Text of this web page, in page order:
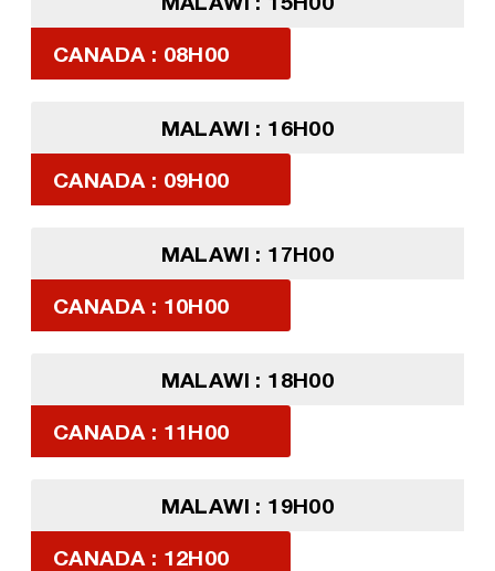
CANADA : 08H00
MALAWI : 16H00
CANADA : 09H00
MALAWI : 17H00
CANADA : 10H00
MALAWI : 18H00
CANADA : 11H00
MALAWI : 19H00
CANADA : 12H00